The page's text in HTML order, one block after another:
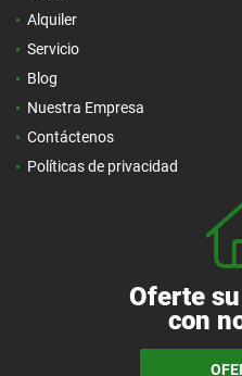
Alquiler
Servicio
Blog
Nuestra Empresa
Contáctenos
Políticas de privacidad
Oferte
con